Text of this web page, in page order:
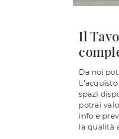
Il
Da noi
spazi
potrai
info e
la qualità